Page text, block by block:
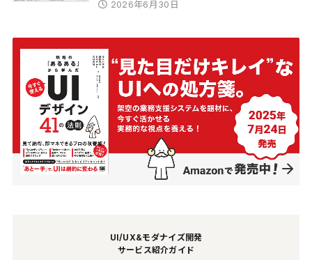
2026年6月30日
UI/UX&モダナイズ開発
サービス紹介ガイド